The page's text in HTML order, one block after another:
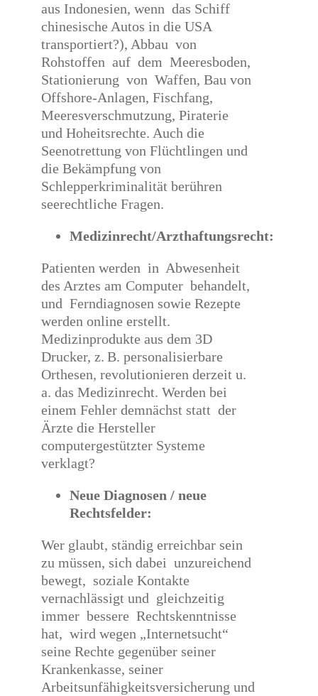
aus Indonesien, wenn das Schiff
chinesische Autos in die USA
transportiert?), Abbau von
Rohstoffen auf dem Meeresboden,
Stationierung von Waffen, Bau von
Offshore-Anlagen, Fischfang,
Meeresverschmutzung, Piraterie
und Hoheitsrechte. Auch die
Seenotrettung von Flüchtlingen und
die Bekämpfung von
Schlepperkriminalität berühren
seerechtliche Fragen.
Medizinrecht/Arzthaftungsrecht:
Patienten werden in Abwesenheit
des Arztes am Computer behandelt,
und Ferndiagnosen sowie Rezepte
werden online erstellt.
Medizinprodukte aus dem 3D
Drucker, z. B. personalisierbare
Orthesen, revolutionieren derzeit u.
a. das Medizinrecht. Werden bei
einem Fehler demnächst statt der
Ärzte die Hersteller
computergestützter Systeme
verklagt?
Neue Diagnosen / neue
Rechtsfelder:
Wer glaubt, ständig erreichbar sein
zu müssen, sich dabei unzureichend
bewegt, soziale Kontakte
vernachlässigt und gleichzeitig
immer bessere Rechtskenntnisse
hat, wird wegen „Internetsucht“
seine Rechte gegenüber seiner
Krankenkasse, seiner
Arbeitsunfähigkeitsversicherung und